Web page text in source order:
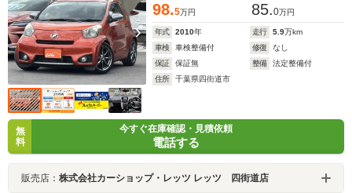
98.5万円 85.0万円
年式 2010年 走行 5.9万km
車検
車検整備付 修復
なし
保証
保証無 整備
法定整備付
住所
千葉県四街道市
無
料
今すぐ在庫確認・見積依頼
電話する
販売店： 株式会社カーショップ・レッツ レッツ 四街道店